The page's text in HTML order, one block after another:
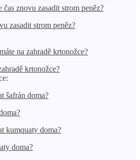
zasadit strom peněz?
krtonožce?
doma?